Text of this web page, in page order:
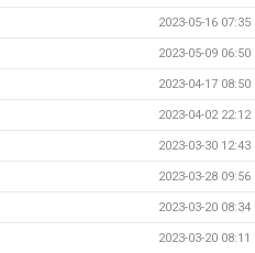
2023-05-16 07:35
2023-05-09 06:50
2023-04-17 08:50
2023-04-02 22:12
2023-03-30 12:43
2023-03-28 09:56
2023-03-20 08:34
2023-03-20 08:11